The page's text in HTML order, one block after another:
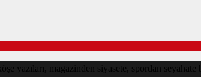
yazıları, magazinden siyasete, spordan